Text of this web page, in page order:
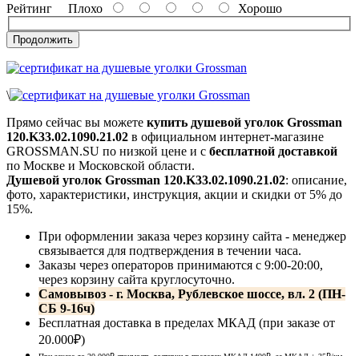
Рейтинг Плохо Хорошо
Продолжить
\
Прямо сейчас вы можете купить душевой уголок Grossman
120.K33.02.1090.21.02 в официальном интернет-магазине
GROSSMAN.SU по низкой цене и с бесплатной доставкой
по Москве и Московской области.
Душевой уголок Grossman 120.K33.02.1090.21.02: описание,
фото, характеристики, инструкция, акции и скидки от 5% до
15%.
При оформлении заказа через корзину сайта - менеджер
связывается для подтверждения в течении часа.
Заказы через операторов принимаются с 9:00-20:00,
через корзину сайта круглосуточно.
Самовывоз - г. Москва, Рублевское шоссе, вл. 2 (ПН-
СБ 9-16ч)
Бесплатная доставка в пределах МКАД (при заказе от
20.000₽)